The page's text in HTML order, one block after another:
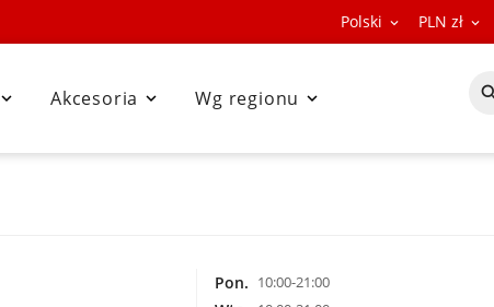
Polski  PLN zł 
 
Akcesoria 
Wg regionu
Pon. 10:00-21:00